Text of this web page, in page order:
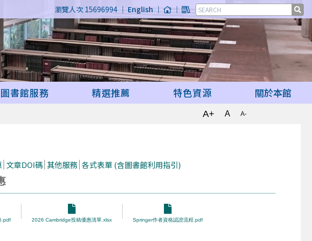
瀏覽人次 15696994 ｜ English ｜ ｜
圖書館服務 精選推薦 特色資源 關於本館
A+ A A-
文章DOI碼 其他服務 各式表單 (含圖書館利用指引)
2026 Cambridge投稿優惠清單.xlsx Springer作者資格認證流程.pdf